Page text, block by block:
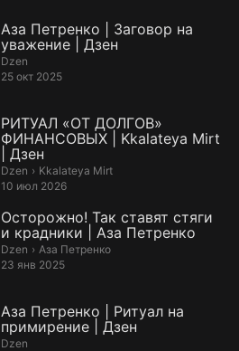
Аза Петренко | Заговор на
уважение | Дзен
Dzen
25 окт 2025
РИТУАЛ «ОТ ДОЛГОВ»
ФИНАНСОВЫХ | Kkalateya Mirt
| Дзен
Dzen › Kkalateya Mirt.
Kkalateya Mirt
10 июл 2026
Осторожно! Так ставят стяги
и крадники | Аза Петренко
Dzen › Аза Петренко.
Аза Петренко
23 янв 2025
Аза Петренко | ￼Ритуал на
примирение | Дзен
Dzen